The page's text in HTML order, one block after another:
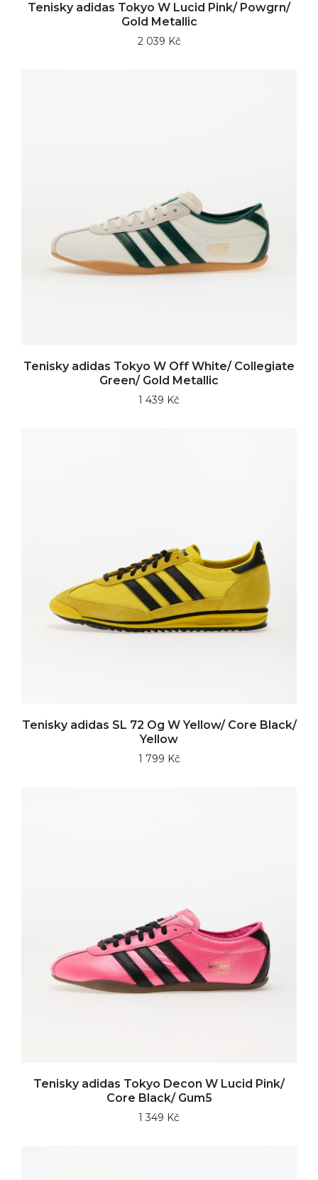
Tenisky adidas Tokyo W Lucid Pink/ Powgrn/
Gold Metallic
2 039 Kč
Tenisky adidas Tokyo W Off White/ Collegiate
Green/ Gold Metallic
1 439 Kč
Tenisky adidas SL 72 Og W Yellow/ Core Black/
Yellow
1 799 Kč
Tenisky adidas Tokyo Decon W Lucid Pink/
Core Black/ Gum5
1 349 Kč